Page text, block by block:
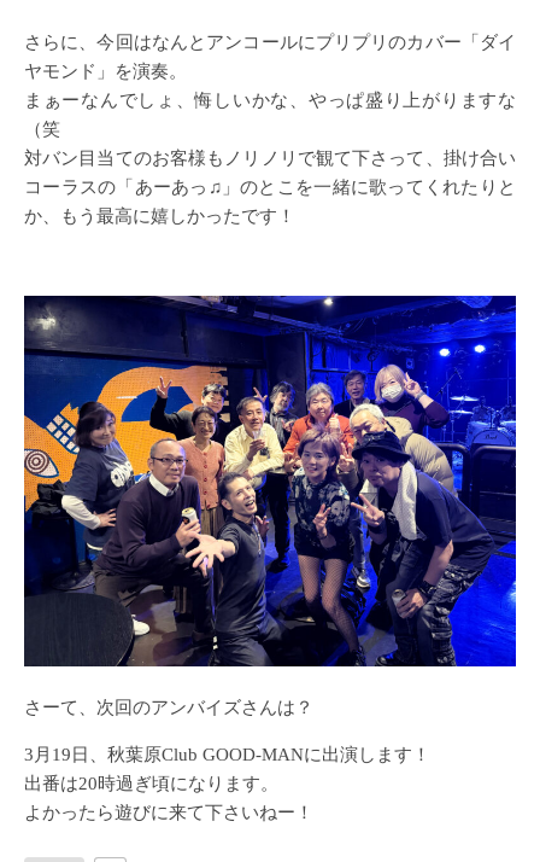
さらに、今回はなんとアンコールにプリプリのカバー「ダイ
ヤモンド」を演奏。
まぁーなんでしょ、悔しいかな、やっぱ盛り上がりますな
（笑
対バン目当てのお客様もノリノリで観て下さって、掛け合い
コーラスの「あーあっ♫」のとこを一緒に歌ってくれたりと
か、もう最高に嬉しかったです！
さーて、次回のアンバイズさんは？
3月19日、秋葉原Club GOOD-MANに出演します！
出番は20時過ぎ頃になります。
よかったら遊びに来て下さいねー！